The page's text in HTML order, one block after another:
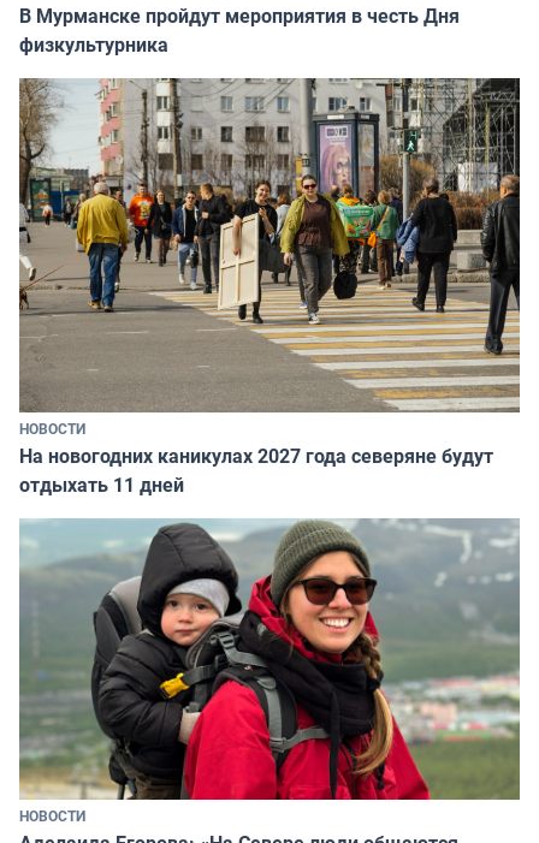
В Мурманске пройдут мероприятия в честь Дня
физкультурника
НОВОСТИ
На новогодних каникулах 2027 года северяне будут
отдыхать 11 дней
НОВОСТИ